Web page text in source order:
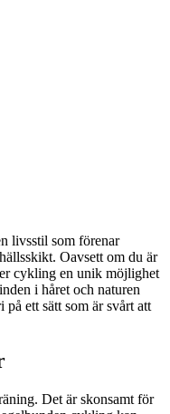
livsstil som förenar
Oavsett om du är
cykling en unik möjlighet
i håret och naturen
ett sätt som är svårt att
Det är skonsamt för